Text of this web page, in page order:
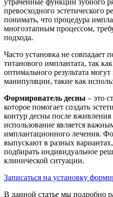
превосходного эстетического
понимать, что процедура
многоэтапным процессом,
подхода.
Часто установка не совпадает
титанового имплантата, так
оптимального результата
манипуляции, такие как
Формирователь десны – это
которое помогает создать
контур десны после
использование является
имплантационного лечения.
выпускают в разных
подбирать индивидуальное
клинической ситуации.
Записаться на установку
В данной статье мы подробно